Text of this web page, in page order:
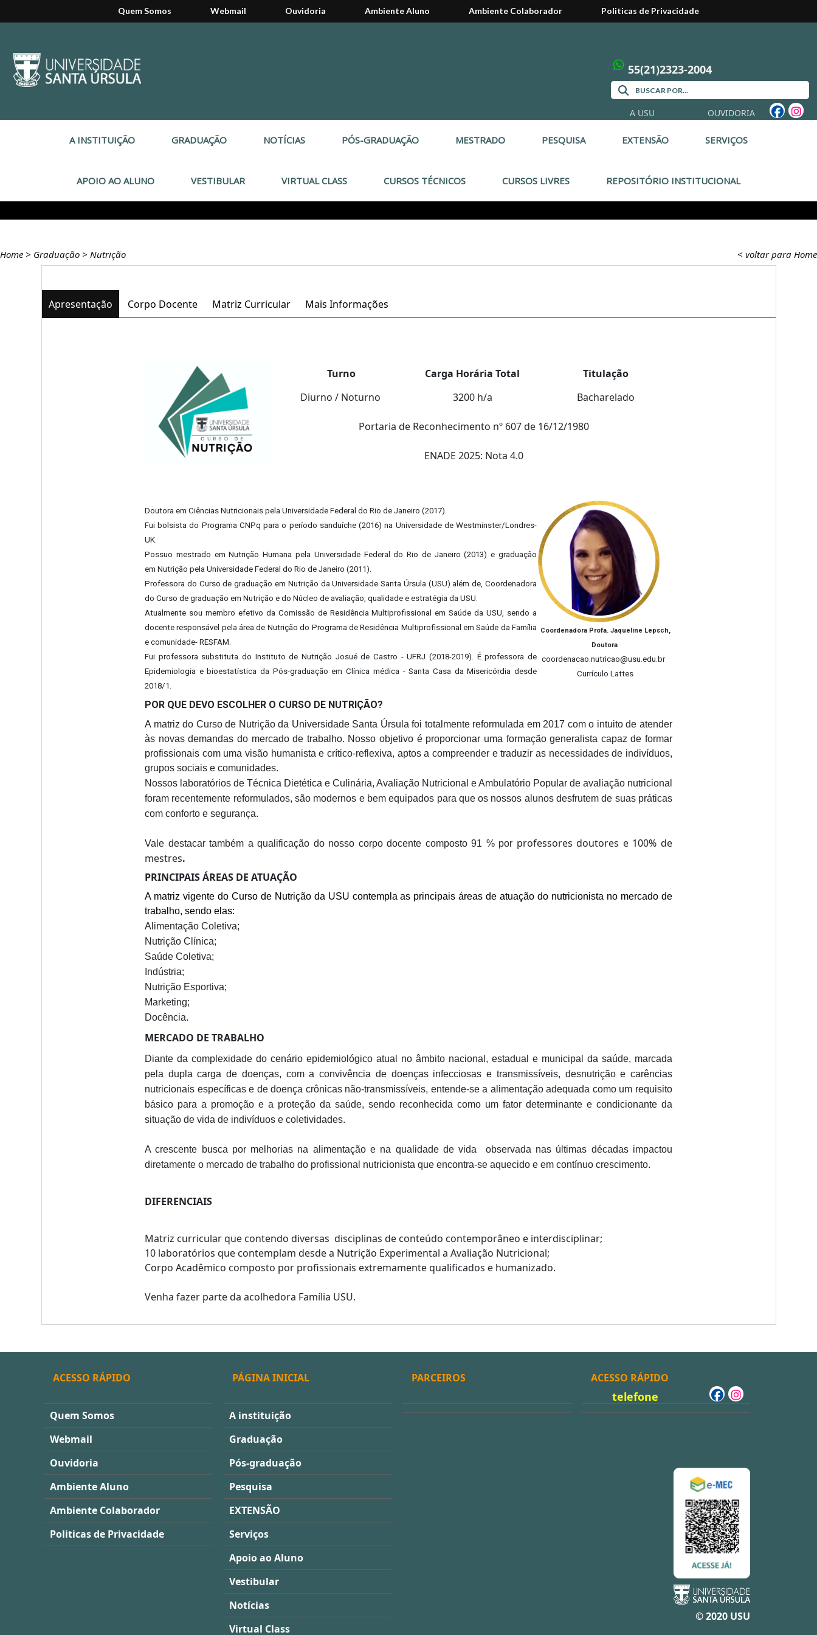
Quem Somos Webmail Ouvidoria Ambiente Aluno Ambiente Colaborador Politicas de Privacidade
55(21)2323-2004
A USU OUVIDORIA
A INSTITUIÇÃO GRADUAÇÃO NOTÍCIAS PÓS-GRADUAÇÃO MESTRADO PESQUISA EXTENSÃO SERVIÇOS
APOIO AO ALUNO VESTIBULAR VIRTUAL CLASS CURSOS TÉCNICOS CURSOS LIVRES REPOSITÓRIO INSTITUCIONAL
Home > Graduação > Nutrição < voltar para Home
Apresentação
Turno Carga Horária Total
Titulação
Diurno / Noturno
3200 h/a Bacharelado
Portaria de Reconhecimento nº 607 de 16/12/1980
ENADE 2025: Nota 4.0
Doutora em Ciências Nutricionais pela Universidade Federal do Rio de Janeiro (2017).
Fui bolsista do Programa CNPq para o período sanduíche (2016) na Universidade de Westminster/Londres-
UK.
Possuo mestrado em Nutrição Humana pela Universidade Federal do Rio de Janeiro (2013) e graduação
em Nutrição pela Universidade Federal do Rio de Janeiro (2011).
Professora do Curso de graduação em Nutrição da Universidade Santa Úrsula (USU) além de, Coordenadora
do Curso de graduação em Nutrição e do Núcleo de avaliação, qualidade e estratégia da USU.
Atualmente sou membro efetivo da Comissão de Residência Multiprofissional em Saúde da USU, sendo a
docente responsável pela área de Nutrição do Programa de Residência Multiprofissional em Saúde da Família
e comunidade- RESFAM.
Fui professora substituta do Instituto de Nutrição Josué de Castro - UFRJ (2018-2019). É professora de
Epidemiologia e bioestatística da Pós-graduação em Clínica médica - Santa Casa da Misericórdia desde
2018/1.
Coordenadora Profa. Jaqueline Lepsch,
Doutora
coordenacao.nutricao@usu.edu.br
Currículo Lattes
POR QUE DEVO ESCOLHER O CURSO DE NUTRIÇÃO?
A matriz do Curso de Nutrição da Universidade Santa Úrsula foi totalmente reformulada em 2017 com o intuito de atender
às novas demandas do mercado de trabalho. Nosso objetivo é proporcionar uma formação generalista capaz de formar
profissionais com uma visão humanista e crítico-reflexiva, aptos a compreender e traduzir as necessidades de indivíduos,
grupos sociais e comunidades.
Nossos laboratórios de Técnica Dietética e Culinária, Avaliação Nutricional e Ambulatório Popular de avaliação nutricional
foram recentemente reformulados, são modernos e bem equipados para que os nossos alunos desfrutem de suas práticas
com conforto e segurança.
Vale destacar também a qualificação do nosso corpo docente composto 91 % por professores doutores e 100% de
mestres.
PRINCIPAIS ÁREAS DE ATUAÇÃO
A matriz vigente do Curso de Nutrição da USU contempla as principais áreas de atuação do nutricionista no mercado de
trabalho, sendo elas:
Alimentação Coletiva;
Nutrição Clínica;
Saúde Coletiva;
Indústria;
Nutrição Esportiva;
Marketing;
Docência.
MERCADO DE TRABALHO
Diante da complexidade do cenário epidemiológico atual no âmbito nacional, estadual e municipal da saúde, marcada
pela dupla carga de doenças, com a convivência de doenças infecciosas e transmissíveis, desnutrição e carências
nutricionais específicas e de doença crônicas não-transmissíveis, entende-se a alimentação adequada como um requisito
básico para a promoção e a proteção da saúde, sendo reconhecida como um fator determinante e condicionante da
situação de vida de indivíduos e coletividades.
A crescente busca por melhorias na alimentação e na qualidade de vida observada nas últimas décadas impactou
diretamente o mercado de trabalho do profissional nutricionista que encontra-se aquecido e em contínuo crescimento.
DIFERENCIAIS
Matriz curricular que contendo diversas disciplinas de conteúdo contemporâneo e interdisciplinar;
10 laboratórios que contemplam desde a Nutrição Experimental a Avaliação Nutricional;
Corpo Acadêmico composto por profissionais extremamente qualificados e humanizado.
Venha fazer parte da acolhedora Família USU.
Corpo Docente Matriz Curricular Mais Informações
ACESSO RÁPIDO
Quem Somos
Webmail
Ouvidoria
Ambiente Aluno
Ambiente Colaborador
Politicas de Privacidade
PÁGINA INICIAL
A instituição
Graduação
Pós-graduação
Pesquisa
EXTENSÃO
Serviços
Apoio ao Aluno
Vestibular
Notícias
Virtual Class
PARCEIROS ACESSO RÁPIDO
telefone
© 2020 USU